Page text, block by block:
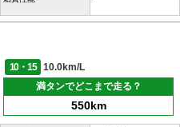
10・15
10.0km/L
満タンでどこまで走る？
550km